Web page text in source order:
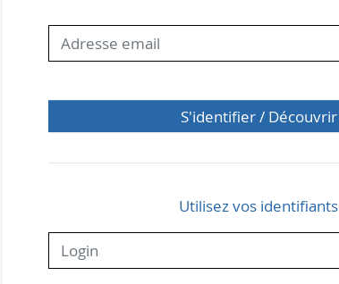
S'identifier / Découvrir
Utilisez vos identifiants